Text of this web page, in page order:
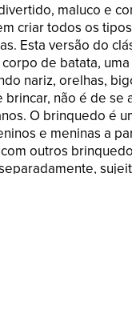
maluco e
criar todos os
Esta versão do
de batata,
nariz, orelhas,
brincar, não é de se
O brinquedo é
e meninas a
outros
E SE